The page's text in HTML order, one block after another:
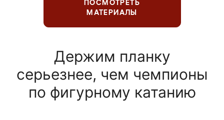
ПОСМОТРЕТЬ
МАТЕРИАЛЫ
Держим планку
серьезнее, чем чемпионы
по фигурному катанию